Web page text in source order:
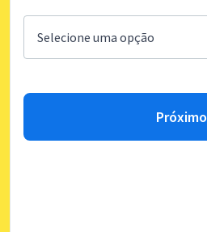
Próximo